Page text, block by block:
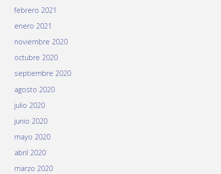
febrero 2021
enero 2021
noviembre 2020
octubre 2020
septiembre 2020
agosto 2020
julio 2020
junio 2020
mayo 2020
abril 2020
marzo 2020